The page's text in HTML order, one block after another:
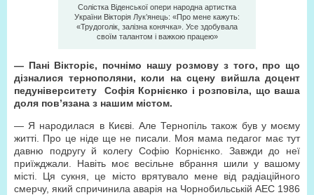
Солістка Віденської опери народна артистка
України Вікторія Лук’янець: «Про мене кажуть:
«Трудоголік, залізна конячка». Усе здобувала
своїм талантом і важкою працею»
— Пані Вікторіє, почнімо нашу розмову з того, про що
дізналися тернополяни, коли на сцену вийшла доцент
педуніверситету Софія Корнієнко і розповіла, що ваша
доля пов’язана з нашим містом.
— Я народилася в Києві. Але Тернопіль також був у моєму
житті. Про це ніде ще не писали. Моя мама педагог має тут
давню подругу й колегу Софію Корнієнко. Завжди до неї
приїжджали. Навіть моє весільне вбрання шили у вашому
місті. Ця сукня, це місто врятувало мене від радіаційного
смерчу, який спричинила аварія на Чорнобильській АЕС 1986